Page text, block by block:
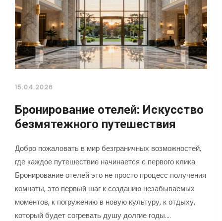
15.04.2026
Бронирование отелей: Искусство
безмятежного путешествия
Добро пожаловать в мир безграничных возможностей,
где каждое путешествие начинается с первого клика.
Бронирование отелей это не просто процесс получения
комнаты, это первый шаг к созданию незабываемых
моментов, к погружению в новую культуру, к отдыху,
который будет согревать душу долгие годы.…